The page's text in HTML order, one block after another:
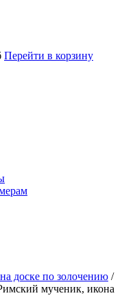
Перейти в корзину
доске по золочению /
мученик, икона